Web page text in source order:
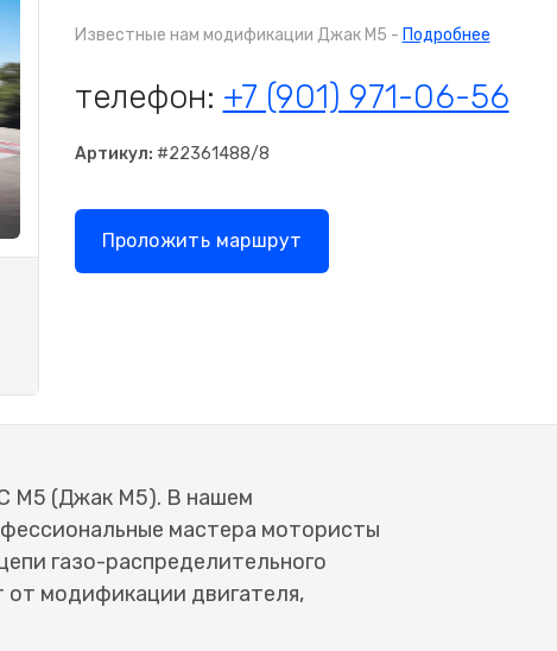
Известные нам модификации Джак М5 - Подробнее
телефон: +7 (901) 971-06-56
Артикул: #22361488/8
Проложить маршрут
M5 (Джак М5). В нашем
мастера мотористы
газо-распределительного
от модификации двигателя,